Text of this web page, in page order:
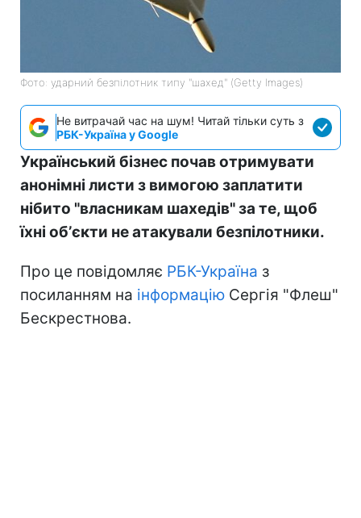
Фото: ударний безпілотник типу "шахед" (Getty Images)
Не витрачай час на шум! Читай тільки суть з
РБК-Україна у Google
Український бізнес почав отримувати
анонімні листи з вимогою заплатити
нібито "власникам шахедів" за те, щоб
їхні обʼєкти не атакували безпілотники.
Про це повідомляє РБК-Україна з
посиланням на інформацію Сергія "Флеш"
Бескрестнова.